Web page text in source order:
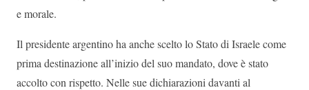
e morale.
Il presidente argentino ha anche scelto lo Stato di Israele come
prima destinazione all’inizio del suo mandato, dove è stato
accolto con rispetto. Nelle sue dichiarazioni davanti al